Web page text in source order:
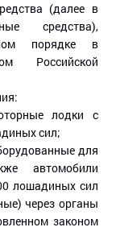
(далее в
средства),
порядке в
Российской
лодки с
сил;
для
автомобили
лошадиных сил
через органы
законом